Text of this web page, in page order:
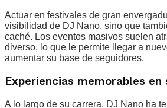
Actuar en festivales de gran
visibilidad de DJ Nano, sino que
caché. Los eventos masivos suelen
diverso, lo que le permite llegar a
aumentar su base de seguidores.
Experiencias memorables en
A lo largo de su carrera, DJ Nano ha